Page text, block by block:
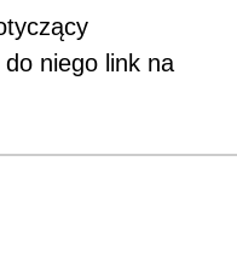
niego link na